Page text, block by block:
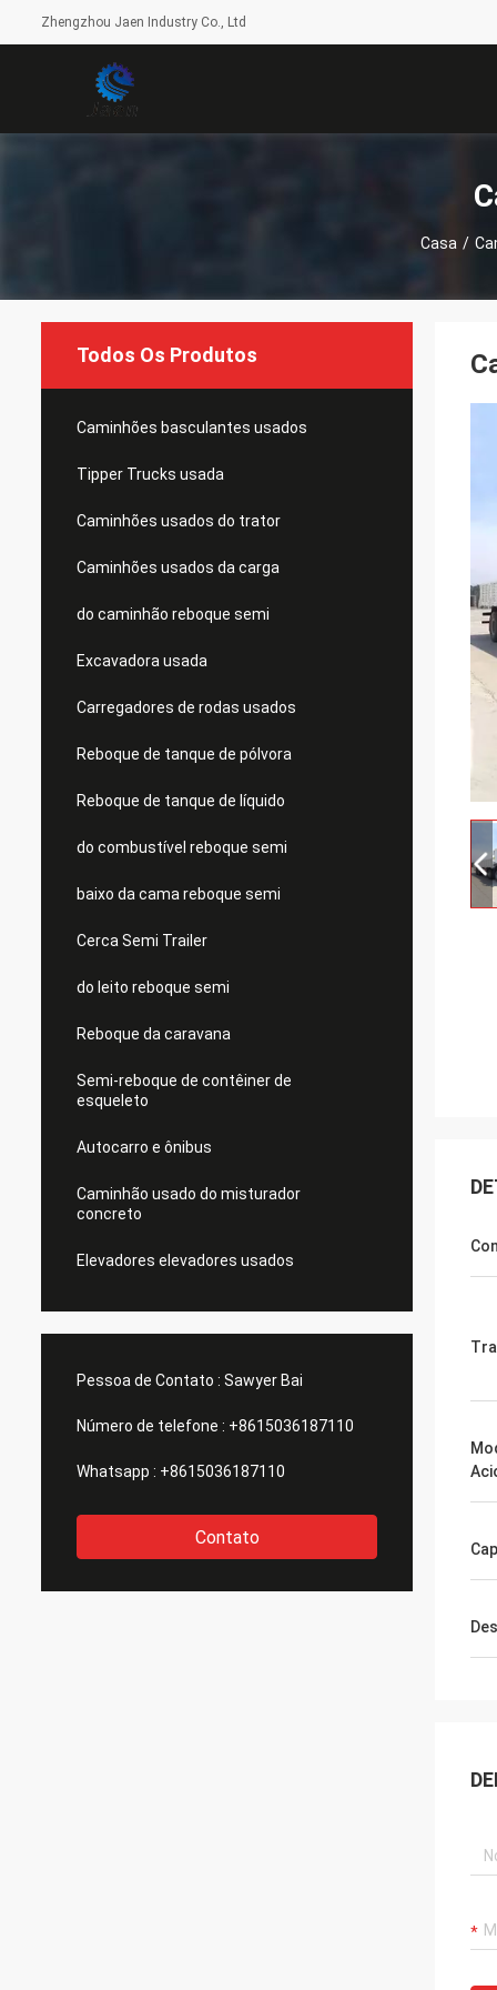
Zhengzhou Jaen Industry Co., Ltd
Casa /
Todos Os Produtos
Caminhões basculantes usados
Tipper Trucks usada
Caminhões usados do trator
Caminhões usados da carga
do caminhão reboque semi
Excavadora usada
Carregadores de rodas usados
Reboque de tanque de pólvora
Reboque de tanque de líquido
do combustível reboque semi
baixo da cama reboque semi
Cerca Semi Trailer
do leito reboque semi
Reboque da caravana
Semi-reboque de contêiner de
esqueleto
Autocarro e ônibus
Caminhão usado do misturador
concreto
Elevadores elevadores usados
Pessoa de Contato : Sawyer Bai
Número de telefone : +8615036187110
Whatsapp : +8615036187110
Contato